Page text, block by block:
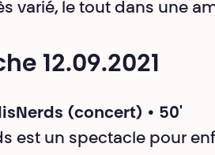
varié, le tout dans une
12.09.2021
(concert) • 50'
est un spectacle pour